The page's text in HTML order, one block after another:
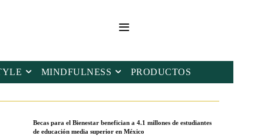
MINDFULNESS PRODUCTOS
Becas para el Bienestar benefician a 4.1 millones de estudiantes
de educación media superior en México